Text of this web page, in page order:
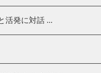
活発に対話 ...